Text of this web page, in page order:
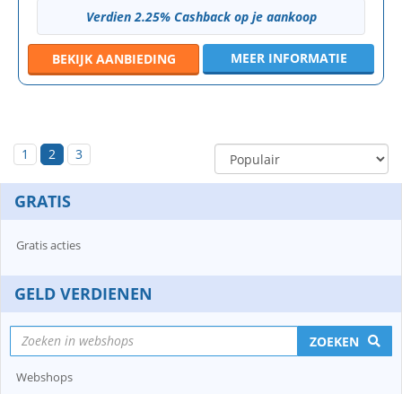
Verdien 2.25% Cashback op je aankoop
BEKIJK AANBIEDING MEER INFORMATIE
1 2 3
GRATIS
Gratis acties
GELD VERDIENEN
ZOEKEN
Webshops